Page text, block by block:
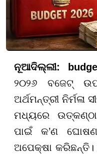
ନୂଆଦିଲ୍ଲୀ:
୨୦୨୬ ବଜେଟ୍
ଅର୍ଥମନ୍ତ୍ରୀ ନିର୍ମଳା
ମଧ୍ୟରେ
ପାଇଁ କ’ଣ
ଅପେକ୍ଷା